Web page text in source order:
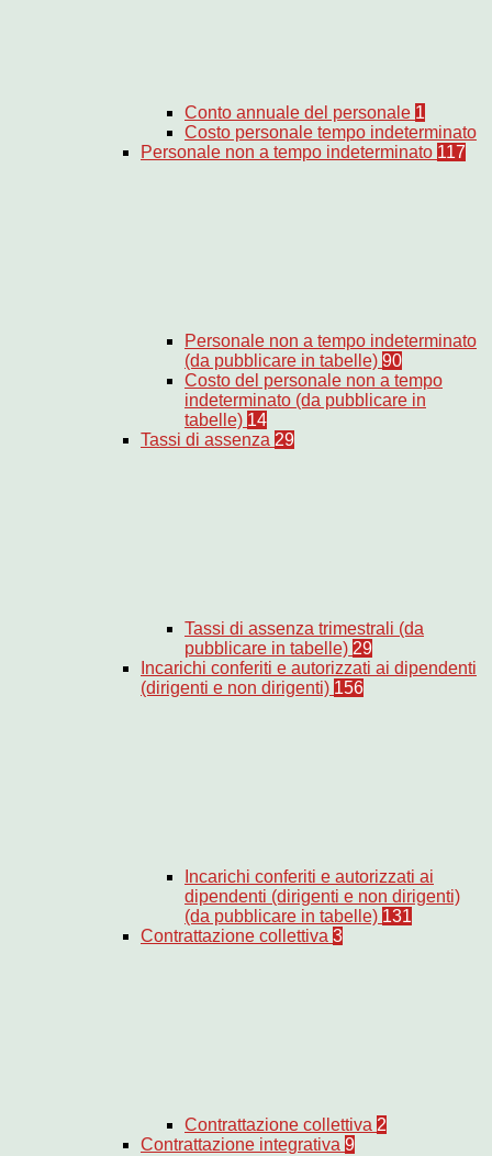
Conto annuale del personale 1
Costo personale tempo indeterminato
Personale non a tempo indeterminato 117
Personale non a tempo indeterminato
(da pubblicare in tabelle) 90
Costo del personale non a tempo
indeterminato (da pubblicare in
tabelle) 14
Tassi di assenza 29
Tassi di assenza trimestrali (da
pubblicare in tabelle) 29
Incarichi conferiti e autorizzati ai dipendenti
(dirigenti e non dirigenti) 156
Incarichi conferiti e autorizzati ai
dipendenti (dirigenti e non dirigenti)
(da pubblicare in tabelle) 131
Contrattazione collettiva 3
Contrattazione collettiva 2
Contrattazione integrativa 9